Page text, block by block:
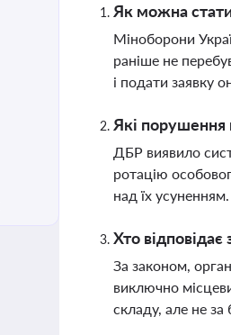
Як можна стати
Міноборони
раніше не
і подати заявку
Які порушення
ДБР виявило
ротацію
над їх усуненням.
Хто
За законом,
виключно
складу, але не за